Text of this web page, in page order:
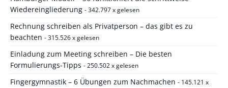
Wiedereingliederung - 342.797 x gelesen
Rechnung schreiben als Privatperson – das gibt es zu
beachten - 315.526 x gelesen
Einladung zum Meeting schreiben – Die besten
Formulierungs-Tipps - 250.502 x gelesen
Fingergymnastik – 6 Übungen zum Nachmachen - 145.121 x